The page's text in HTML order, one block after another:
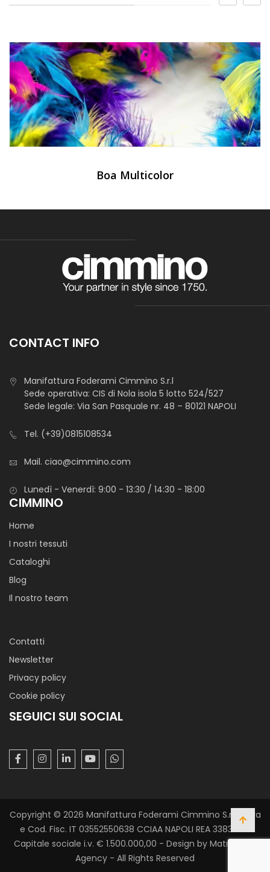
Boa Multicolor
CONTACT INFO
Manifattura Foderami Cimmino S.r.l
Sede operativa: CIS di Nola isola 5 lotto 524/527
Sede legale: Via San Pasquale nr. 48 – 80121 NAPOLI
Tel. (+39)0815108534
Mail. ciao@cimmino.com
Lunedì - Venerdì: 9:00 - 13:30 / 14:30 - 18:00
CIMMINO
Home
I nostri tessuti
Cataloghi
Blog
Il nostro team
Contatti
Newsletter
Privacy policy
Cookie policy
SEGUICI SUI SOCIAL
Copyright © 2026 Manifattura Foderami Cimmino S.r.l. P. Iva
e Cod. Fisc. IT 03552550638 CCIAA NAPOLI REA 338305 -
Capitale sociale i.v. € 1.500.000,00 - Design by Matrix Web
Agency - All Rights Reserved